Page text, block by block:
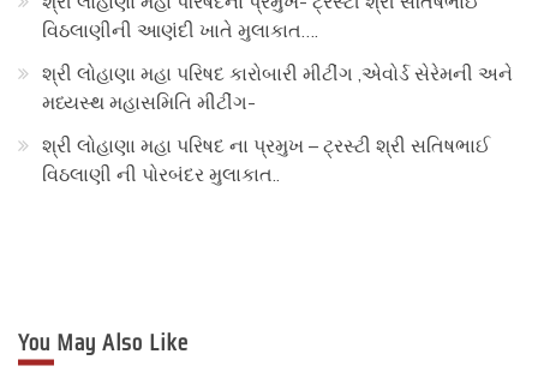
વિઠલાણીની આણંદી ખાતે મુલાકાત….
શ્રી લોહાણા મહા પરિષદ કારોબારી મીટીંગ ,એવોર્ડ સેરેમની અને
મધ્યસ્થ મહાસમિતિ મીટીંગ-
શ્રી લોહાણા મહા પરિષદ ના પ્રમુખ – ટ્રસ્ટી શ્રી સતિષભાઈ
વિઠલાણી ની પોરબંદર મુલાકાત..
You May Also Like